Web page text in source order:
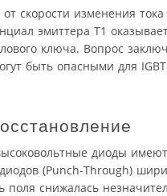
скорости изменения тока
эмиттера Т1
ключа. Вопрос
быть опасными для
диоды имеют
(Punch-Through)
поля снижалась